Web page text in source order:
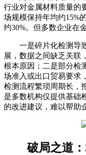
行业对金属材料质量的
场规模保持年均约15%
约30%。但多数企业在
一是碎片化检测导致
展，数据之间缺乏关联
根本原因；二是部分检
场准入或出口贸易要求
检测流程繁琐周期长，
是多数机构仅提供基础
的改进建议，难以帮助
破局之道：